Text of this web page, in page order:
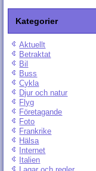
Kategorier
Aktuellt
Betraktat
Bil
Buss
Cykla
Djur och natur
Flyg
Företagande
Foto
Frankrike
Hälsa
Internet
Italien